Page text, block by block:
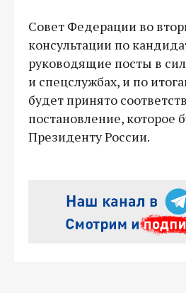
Совет Федерации во
консультации по
руководящие посты в
и спецслужбах, и по
будет принято
постановление, которое
Президенту России.